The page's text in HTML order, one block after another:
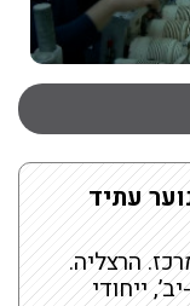
עתיד
הרצליה.
ייחודי